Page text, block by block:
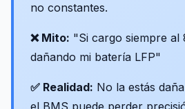
no constantes.
❌ Mito: "Si cargo siempre al
dañando mi batería LFP"
✅ Realidad: No la estás